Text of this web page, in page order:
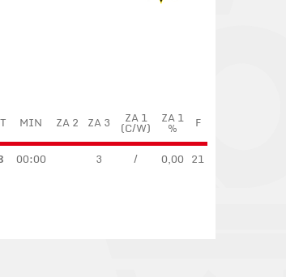
MIN ZA 2 ZA 3 ZA 1
(C/W)
ZA 1
% F
00:00 3 / 0,00 21